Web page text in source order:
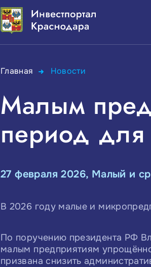
Главная Новости
Малым
период для
27 февраля 2026, Малый и
В 2026 году малые и
По поручению президента РФ
малым предприятиям
призвана снизить